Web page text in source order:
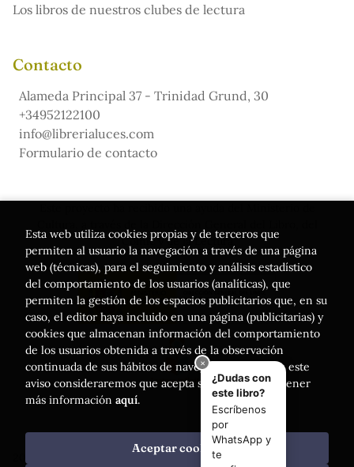
Los libros de nuestros clubes de lectura
Contacto
Alameda Principal 37 - Trinidad Grund, 30
+34952122100
info@librerialuces.com
Formulario de contacto
Cómic y de la Lectura
. Todos los Derechos Reservados |
Esta web utiliza cookies propias y de terceros que
permiten al usuario la navegación a través de una página
web (técnicas), para el seguimiento y análisis estadístico
del comportamiento de los usuarios (analíticas), que
permiten la gestión de los espacios publicitarios que, en su
caso, el editor haya incluido en una página (publicitarias) y
cookies que almacenan información del comportamiento
de los usuarios obtenida a través de la observación
continuada de sus hábitos de navegación. Si acepta este
aviso consideraremos que acepta su uso. Puede obtener
más información aquí.
Aceptar cookies